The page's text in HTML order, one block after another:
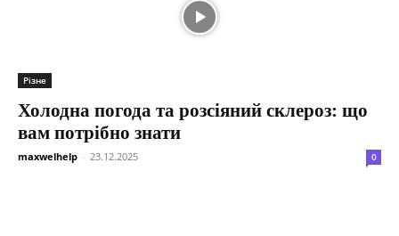
Різне
Холодна погода та розсіяний склероз: що
вам потрібно знати
maxwelhelp - 23.12.2025 0